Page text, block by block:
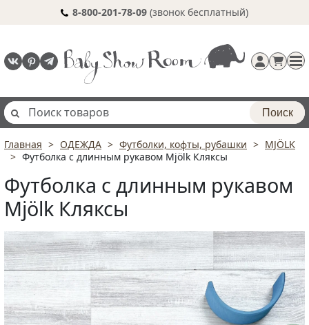
8-800-201-78-09 (звонок бесплатный)
Регистрация
Поиск
Главная ОДЕЖДА Футболки, кофты, рубашки
MJÖLK
Футболка с длинным рукавом Mjölk Кляксы
Футболка с длинным рукавом
Mjölk Кляксы